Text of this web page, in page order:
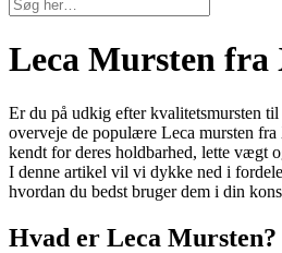
Leca Mursten
Er du på udkig efter kvalitetsmursten
overveje de populære Leca mursten
kendt for deres holdbarhed, lette vægt
I denne artikel vil vi dykke ned i
hvordan du bedst bruger dem i din
Hvad er Leca Mursten?